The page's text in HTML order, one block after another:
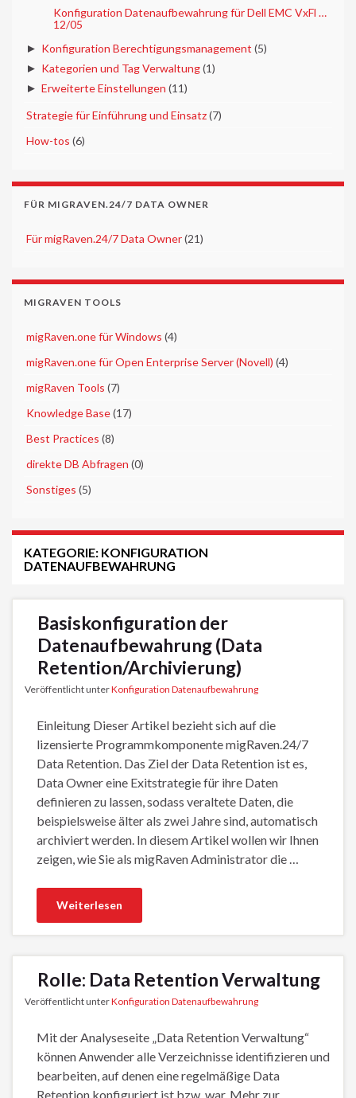
Konfiguration Datenaufbewahrung für Dell EMC VxFl …
12/05
► Konfiguration Berechtigungsmanagement (5)
► Kategorien und Tag Verwaltung(1)
► Erweiterte Einstellungen (11)
Strategie für Einführung und Einsatz(7)
How-tos (6)
FÜR MIGRAVEN.24/7 DATA OWNER
Für migRaven.24/7 Data Owner(21)
MIGRAVEN TOOLS
migRaven.one für Windows (4)
migRaven.one für Open Enterprise Server (Novell) (4)
migRaven Tools (7)
Knowledge Base(17)
Best Practices (8)
direkte DB Abfragen (0)
Sonstiges (5)
KATEGORIE: KONFIGURATION
DATENAUFBEWAHRUNG
Basiskonfiguration der
Datenaufbewahrung (Data
Retention/Archivierung)
Veröffentlicht unterKonfiguration Datenaufbewahrung
Einleitung Dieser Artikel bezieht sich auf die
lizensierte Programmkomponente migRaven.24/7
Data Retention. Das Ziel der Data Retention ist es,
Data Owner eine Exitstrategie für ihre Daten
definieren zu lassen, sodass veraltete Daten, die
beispielsweise älter als zwei Jahre sind, automatisch
archiviert werden. In diesem Artikel wollen wir Ihnen
zeigen, wie Sie als migRaven Administrator die …
Weiterlesen
Rolle: Data Retention Verwaltung
Veröffentlicht unterKonfiguration Datenaufbewahrung
Mit der Analyseseite „Data Retention Verwaltung“
können Anwender alle Verzeichnisse identifizieren und
bearbeiten, auf denen eine regelmäßige Data
Retention konfiguriert ist bzw. war. Mehr zur